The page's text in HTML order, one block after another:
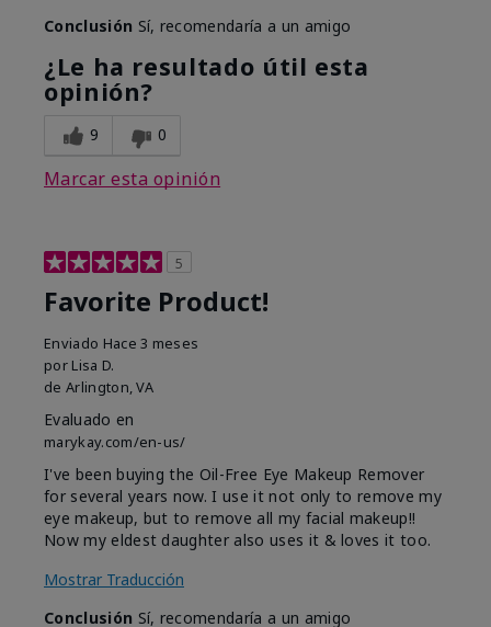
Conclusión Sí, recomendaría a un amigo
¿Le ha resultado útil esta
opinión?
9 0
Marcar esta opinión
5
Favorite Product!
Enviado Hace 3 meses
por Lisa D.
de Arlington, VA
Evaluado en
marykay.com/en-us/
I've been buying the Oil-Free Eye Makeup Remover
for several years now. I use it not only to remove my
eye makeup, but to remove all my facial makeup!!
Now my eldest daughter also uses it & loves it too.
Mostrar Traducción
Conclusión Sí, recomendaría a un amigo